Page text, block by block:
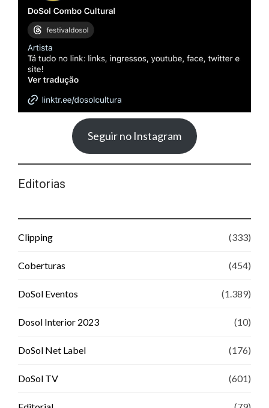
Seguir no Instagram
Editorias
Clipping (333)
Coberturas (454)
DoSol Eventos (1.389)
Dosol Interior 2023 (10)
DoSol Net Label (176)
DoSol TV (601)